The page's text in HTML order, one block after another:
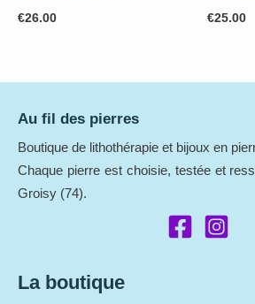
€26.00 €25.00
Au fil des pierres
Boutique de lithothérapie et bijoux en
Chaque pierre est choisie, testée et
Groisy (74).
La boutique